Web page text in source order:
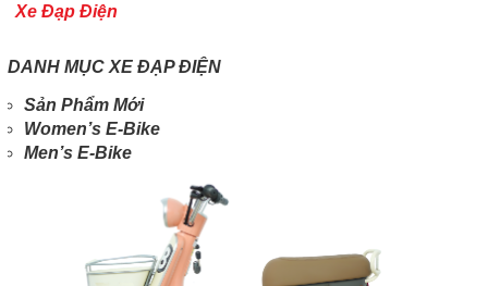
Xe Đạp Điện
DANH MỤC XE ĐẠP ĐIỆN
Sản Phẩm Mới
Women’s E-Bike
Men’s E-Bike